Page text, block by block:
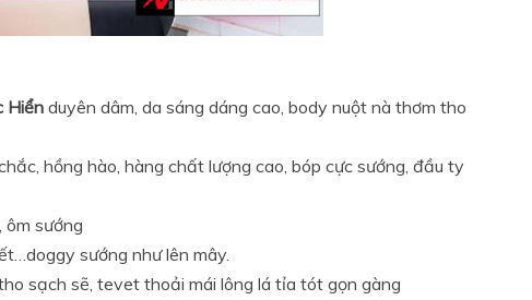
Hiển duyên dâm, da sáng dáng cao, body nuột nà thơm tho
hồng hào, hàng chất lượng cao, bóp cực sướng, đầu ty
ôm sướng
sướng như lên mây.
sạch sẽ, tevet thoải mái lông lá tỉa tót gọn gàng